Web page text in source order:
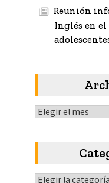
Reunión
Inglés en
Archivos
Categorías